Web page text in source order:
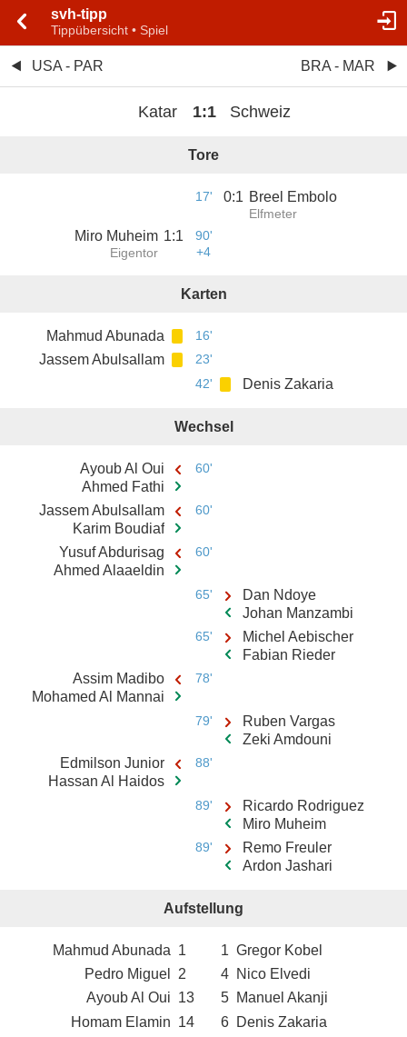
svh-tipp
Tippübersicht • Spiel
USA - PAR BRA - MAR
Katar 1:1 Schweiz
Tore
17' 0:1 Breel Embolo
Elfmeter
Miro Muheim
Eigentor
1:1
90'
+4
Karten
Mahmud Abunada 16'
Jassem Abulsallam
23'
42'
Denis Zakaria
Wechsel
Ayoub Al Oui
Ahmed Fathi
60'
Jassem Abulsallam
Karim Boudiaf
60'
Yusuf Abdurisag
Ahmed Alaaeldin
60'
65'
Dan Ndoye
Johan Manzambi
65'
Michel Aebischer
Fabian Rieder
Assim Madibo
Mohamed Al Mannai
78'
79'
Ruben Vargas
Zeki Amdouni
Edmilson Junior
Hassan Al Haidos
88'
89'
Ricardo Rodriguez
Miro Muheim
89'
Remo Freuler
Ardon Jashari
Aufstellung
Mahmud Abunada 1 1 Gregor Kobel
Pedro Miguel
2 4 Nico Elvedi
Ayoub Al Oui 13 5 Manuel Akanji
Homam Elamin 14 6 Denis Zakaria